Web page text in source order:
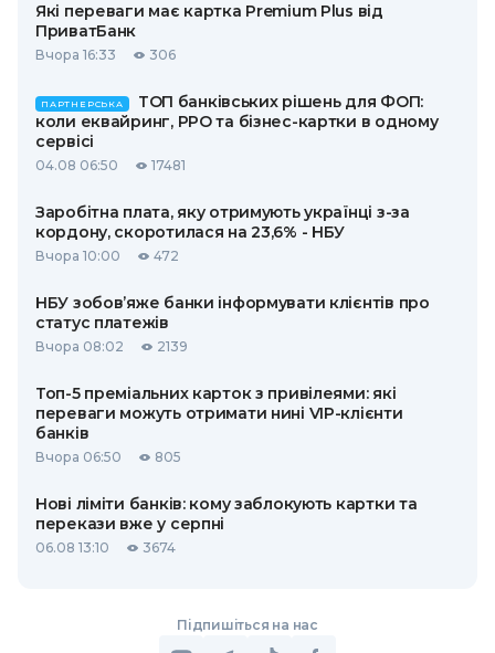
Які переваги має картка Premium Plus від
ПриватБанк
Вчора 16:33 306
ПАРТНЕРСЬКА
ТОП банківських рішень для ФОП:
коли еквайринг, РРО та бізнес-картки в одному
сервісі
04.08 06:50 17481
Заробітна плата, яку отримують українці з-за
кордону, скоротилася на 23,6% - НБУ
Вчора 10:00 472
НБУ зобов’яже банки інформувати клієнтів про
статус платежів
Вчора 08:02 2139
Топ-5 преміальних карток з привілеями: які
переваги можуть отримати нині VIP-клієнти
банків
Вчора 06:50 805
Нові ліміти банків: кому заблокують картки та
перекази вже у серпні
06.08 13:10 3674
Підпишіться на нас